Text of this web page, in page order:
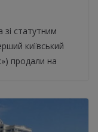
статутним
київський
продали на